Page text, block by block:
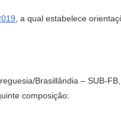
, a qual estabelece
Brasillândia – SUB-
composição: